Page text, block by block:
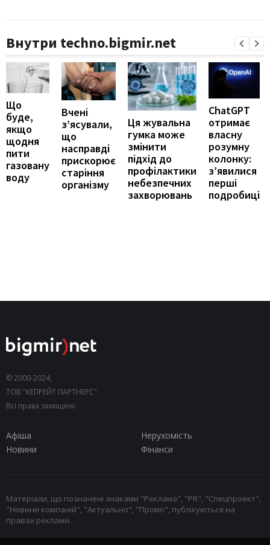
Внутри techno.bigmir.net
Що
буде,
якщо
щодня
пити
газовану
воду
Вчені
з’ясували,
що
насправді
прискорює
старіння
організму
Ця жувальна
гумка може
змінити
підхід до
профілактики
небезпечних
захворювань
ChatGPT
отримає
власну
розумну
колонку:
з’явилися
перші
подробиці
© 2000-2024,
ТОВ "КЕПРЕЙТ ПАРТНЕРС".
Всі права захищені.
Афіша
Нерухомість
Новини
Фінанси
Матеріали, що позначені знаками "Реклама", "PR", "Спецпроект",
"Новини компаній", "Актуально", "Промо", публікуються на
правах реклами.